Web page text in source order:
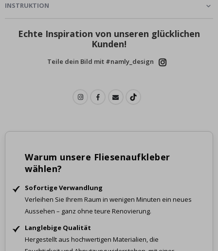
INSTRUKTION
Echte Inspiration von unseren glücklichen
Kunden!
Teile dein Bild mit #namly_design
Warum unsere Fliesenaufkleber
wählen?
Sofortige Verwandlung
Verleihen Sie Ihrem Raum in wenigen Minuten ein neues
Aussehen – ganz ohne teure Renovierung.
Langlebige Qualität
Hergestellt aus hochwertigen Materialien, die